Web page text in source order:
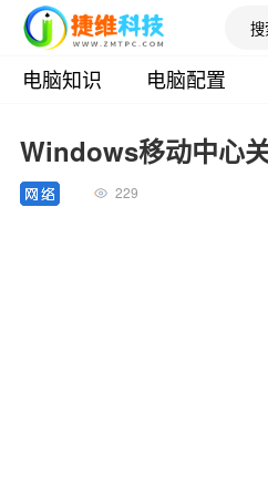
电脑知识 电脑配置
Windows移动中心
229